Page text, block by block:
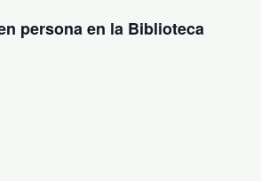
persona en la Biblioteca